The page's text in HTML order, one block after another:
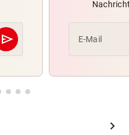
send
Abschicken E-Mail
chevron_right